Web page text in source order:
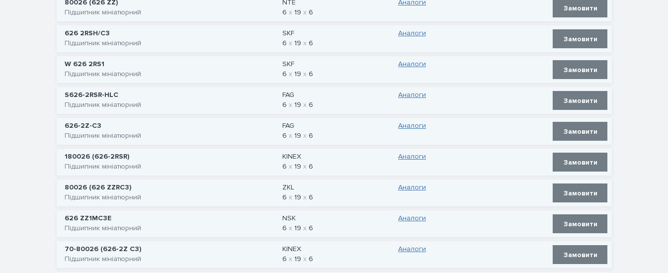
80026 (626 ZZ)
Підшипник мініатюрний
NTE
6
19 6
Аналоги
Замовити
626 2RSH/C3
Підшипник мініатюрний
SKF
6
19 6
Аналоги
Замовити
W 626 2RS1
Підшипник мініатюрний
SKF
6
19 6
Аналоги
Замовити
S626-2RSR-HLC
Підшипник мініатюрний
FAG
6
19 6
Аналоги
Замовити
626-2Z-C3
Підшипник мініатюрний
FAG
6
19 6
Аналоги
Замовити
180026 (626-2RSR)
Підшипник мініатюрний
KINEX
6
19 6
Аналоги
Замовити
80026 (626 ZZRC3)
Підшипник мініатюрний
ZKL
6
19 6
Аналоги
Замовити
626 ZZ1MC3E
Підшипник мініатюрний
NSK
6
19 6
Аналоги
Замовити
70-80026 (626-2Z C3)
Підшипник мініатюрний
KINEX
6
19 6
Аналоги
Замовити